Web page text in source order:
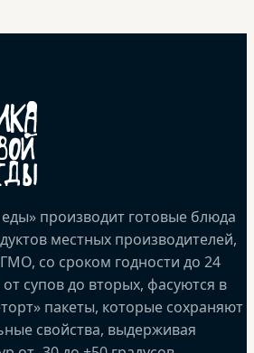
производит готовые блюда
местных производителей,
со сроком годности до 24
супов до вторых, фасуются в
пакеты, которые сохраняют
свойства, выдерживая